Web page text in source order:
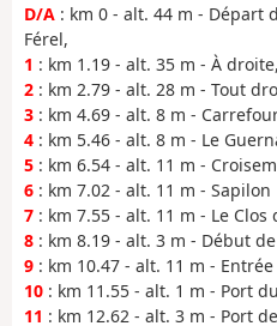
D/A : km 0 - alt. 44 m - Départ
Férel,
1 : km 1.19 - alt. 35 m - À
2 : km 2.79 - alt. 28 m - Tout
3 : km 4.69 - alt. 8 m -
4 : km 5.46 - alt. 8 m - Le
5 : km 6.54 - alt. 11 m -
6 : km 7.02 - alt. 11 m - Sapilon
7 : km 7.55 - alt. 11 m - Le Clos
8 : km 8.19 - alt. 3 m - Début
9 : km 10.47 - alt. 11 m - Entrée
10 : km 11.55 - alt. 1 m - Port
11 : km 12.62 - alt. 3 m - Port